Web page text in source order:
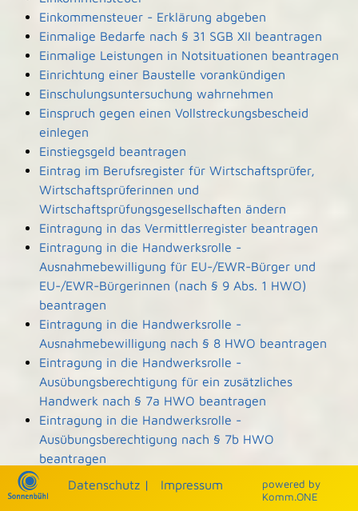
Einkommensteuer - Erklärung abgeben
Einmalige Bedarfe nach § 31 SGB XII beantragen
Einmalige Leistungen in Notsituationen beantragen
Einrichtung einer Baustelle vorankündigen
Einschulungsuntersuchung wahrnehmen
Einspruch gegen einen Vollstreckungsbescheid
einlegen
Einstiegsgeld beantragen
Eintrag im Berufsregister für Wirtschaftsprüfer,
Wirtschaftsprüferinnen und
Wirtschaftsprüfungsgesellschaften ändern
Eintragung in das Vermittlerregister beantragen
Eintragung in die Handwerksrolle -
Ausnahmebewilligung für EU-/EWR-Bürger und
EU-/EWR-Bürgerinnen (nach § 9 Abs. 1 HWO)
beantragen
Eintragung in die Handwerksrolle -
Ausnahmebewilligung nach § 8 HWO beantragen
Eintragung in die Handwerksrolle -
Ausübungsberechtigung für ein zusätzliches
Handwerk nach § 7a HWO beantragen
Eintragung in die Handwerksrolle -
Ausübungsberechtigung nach § 7b HWO
beantragen
Eintragung und Einsicht in die Denkmalliste
beantragen
powered by
Komm.ONE
Datenschutz | Impressum